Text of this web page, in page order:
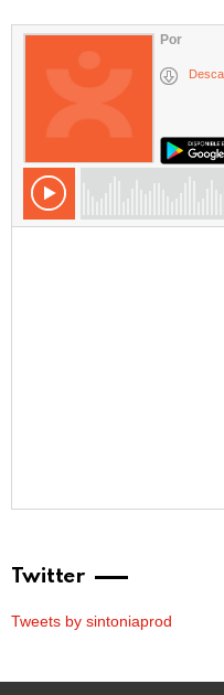
Twitter
Tweets by sintoniaprod